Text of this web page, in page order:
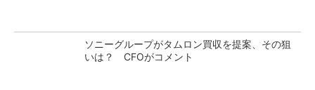
ソニーグループがタムロン買収を提案、その狙
いは？ CFOがコメント